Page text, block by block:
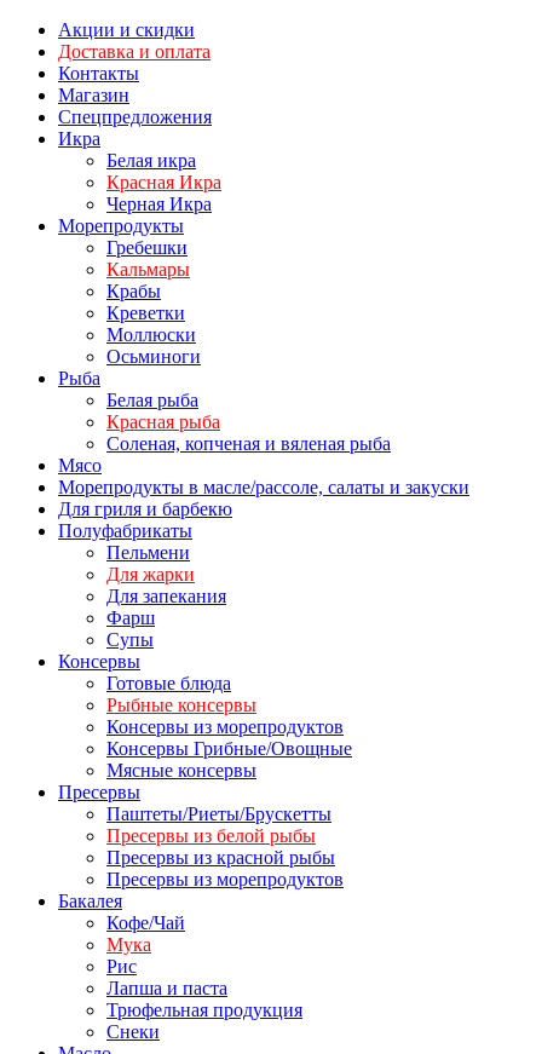
Акции и скидки
Доставка и оплата
Контакты
Магазин
Спецпредложения
Икра
Белая икра
Красная Икра
Черная Икра
Морепродукты
Гребешки
Кальмары
Крабы
Креветки
Моллюски
Осьминоги
Рыба
Белая рыба
Красная рыба
Соленая, копченая и вяленая рыба
Мясо
Морепродукты в масле/рассоле, салаты и закуски
Для гриля и барбекю
Полуфабрикаты
Пельмени
Для жарки
Для запекания
Фарш
Супы
Консервы
Готовые блюда
Рыбные консервы
Консервы из морепродуктов
Консервы Грибные/Овощные
Мясные консервы
Пресервы
Паштеты/Риеты/Брускетты
Пресервы из белой рыбы
Пресервы из красной рыбы
Пресервы из морепродуктов
Бакалея
Кофе/Чай
Мука
Рис
Лапша и паста
Трюфельная продукция
Снеки